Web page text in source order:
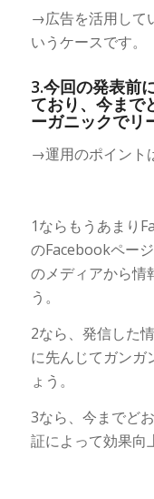
→広告を活用して
いうケースです。
3.今回の発表前
ており、今まで
ーガニックでリ
→運用のポイント
1ならもうあまり
のFacebookペー
のメディアから情
う。
2なら、発信した
に先んじてガンガ
ょう。
3なら、今までど
証によって効果向